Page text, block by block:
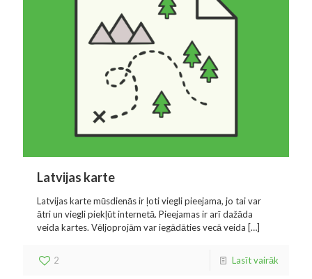
Latvijas karte
Latvijas karte mūsdienās ir ļoti viegli pieejama, jo tai var
ātri un viegli piekļūt internetā. Pieejamas ir arī dažāda
veida kartes. Vēljoprojām var iegādāties vecā veida […]
2 Lasīt vairāk